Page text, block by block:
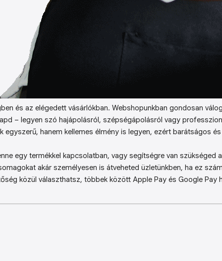
és az elégedett vásárlókban. Webshopunkban gondosan
– legyen szó hajápolásról, szépségápolásról vagy
egyszerű, hanem kellemes élmény is legyen, ezért barátságos
egy termékkel kapcsolatban, vagy segítségre van szükséged
akár személyesen is átveheted üzletünkben, ha ez
közül választhatsz, többek között Apple Pay és Google Pay